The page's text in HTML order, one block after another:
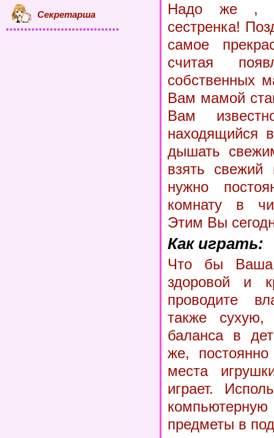
Надо же ,
сестренка!
самое
считая
собственных
Вам мамой
Вам
находящийся
дышать
взять свежий
нужно
комнату в
Этим Вы
Как играть:
Что бы Ваша
здоровой и
проводите
также сухую,
баланса в
же,
места
играет.
предметы в
Секретарша